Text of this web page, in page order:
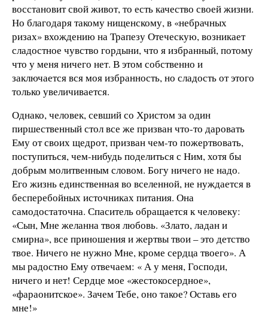
восстановит свой живот, то есть качество своей жизни.
Но благодаря такому нищенскому, в «небрачных
ризах» вхождению на Трапезу Отеческую, возникает
сладостное чувство гордыни, что я избранный, потому
что у меня ничего нет. В этом собственно и
заключается вся моя избранность, но сладость от этого
только увеличивается.
Однако, человек, севший со Христом за один
пиршественный стол все же призван что-то даровать
Ему от своих щедрот, призван чем-то пожертвовать,
поступиться, чем-нибудь поделиться с Ним, хотя бы
добрым молитвенным словом. Богу ничего не надо.
Его жизнь единственная во вселенной, не нуждается в
бесперебойных источниках питания. Она
самодостаточна. Спаситель обращается к человеку:
«Сын, Мне желанна твоя любовь. «Злато, ладан и
смирна», все приношения и жертвы твои – это детство
твое. Ничего не нужно Мне, кроме сердца твоего». А
мы радостно Ему отвечаем: « А у меня, Господи,
ничего и нет! Сердце мое «жестокосердное»,
«фараонитское». Зачем Тебе, оно такое? Оставь его
мне!»